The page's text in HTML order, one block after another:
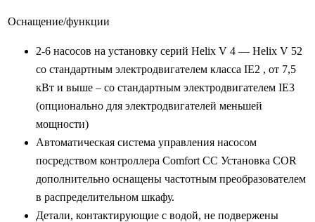
Оснащение/функции
2-6 насосов на установку серий Helix V 4 — Helix V 52
со стандартным электродвигателем класса IE2 , от 7,5
кВт и выше – со стандартным электродвигателем IE3
(опционально для электродвигателей меньшей
мощности)
Автоматическая система управления насосом
посредством контроллера Comfort CC Установка COR
дополнительно оснащены частотным преобразователем
в распределительном шкафу.
Детали, контактирующие с водой, не подвержены